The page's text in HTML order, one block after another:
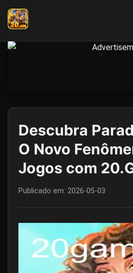
INÍCIO
JOGO RESPONSÁVEL
CENTRAL DE NOTÍCIAS
Descubra
O Novo
Jogos com
Publicado em: 2026-05-03